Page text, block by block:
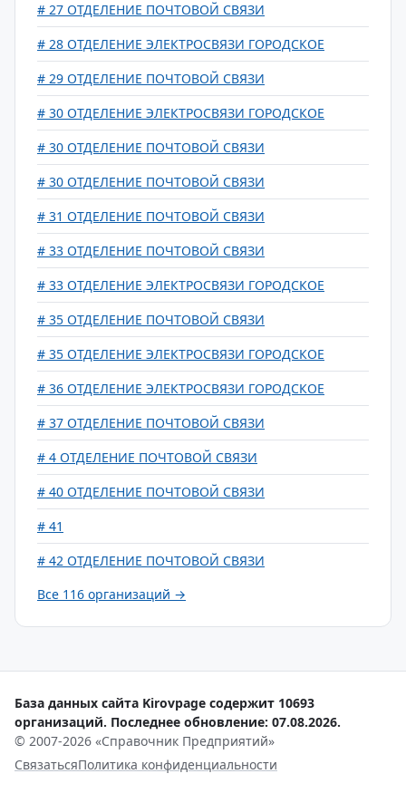
# 27 ОТДЕЛЕНИЕ ПОЧТОВОЙ СВЯЗИ
# 28 ОТДЕЛЕНИЕ ЭЛЕКТРОСВЯЗИ ГОРОДСКОЕ
# 29 ОТДЕЛЕНИЕ ПОЧТОВОЙ СВЯЗИ
# 30 ОТДЕЛЕНИЕ ЭЛЕКТРОСВЯЗИ ГОРОДСКОЕ
# 30 ОТДЕЛЕНИЕ ПОЧТОВОЙ СВЯЗИ
# 30 ОТДЕЛЕНИЕ ПОЧТОВОЙ СВЯЗИ
# 31 ОТДЕЛЕНИЕ ПОЧТОВОЙ СВЯЗИ
# 33 ОТДЕЛЕНИЕ ПОЧТОВОЙ СВЯЗИ
# 33 ОТДЕЛЕНИЕ ЭЛЕКТРОСВЯЗИ ГОРОДСКОЕ
# 35 ОТДЕЛЕНИЕ ПОЧТОВОЙ СВЯЗИ
# 35 ОТДЕЛЕНИЕ ЭЛЕКТРОСВЯЗИ ГОРОДСКОЕ
# 36 ОТДЕЛЕНИЕ ЭЛЕКТРОСВЯЗИ ГОРОДСКОЕ
# 37 ОТДЕЛЕНИЕ ПОЧТОВОЙ СВЯЗИ
# 4 ОТДЕЛЕНИЕ ПОЧТОВОЙ СВЯЗИ
# 40 ОТДЕЛЕНИЕ ПОЧТОВОЙ СВЯЗИ
# 41
# 42 ОТДЕЛЕНИЕ ПОЧТОВОЙ СВЯЗИ
Все 116 организаций →
База данных сайта Kirovpage содержит 10693
организаций. Последнее обновление: 07.08.2026.
© 2007-2026 «Справочник Предприятий»
СвязатьсяПолитика конфиденциальности